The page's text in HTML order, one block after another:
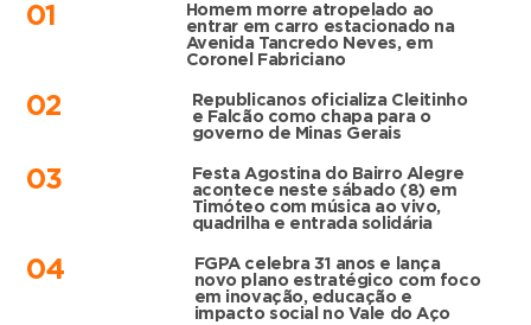
01
Homem morre atropelado ao
entrar em carro estacionado na
Avenida Tancredo Neves, em
Coronel Fabriciano
02
Republicanos oficializa Cleitinho
e Falcão como chapa para o
governo de Minas Gerais
03
Festa Agostina do Bairro Alegre
acontece neste sábado (8) em
Timóteo com música ao vivo,
quadrilha e entrada solidária
04
FGPA celebra 31 anos e lança
novo plano estratégico com foco
em inovação, educação e
impacto social no Vale do Aço